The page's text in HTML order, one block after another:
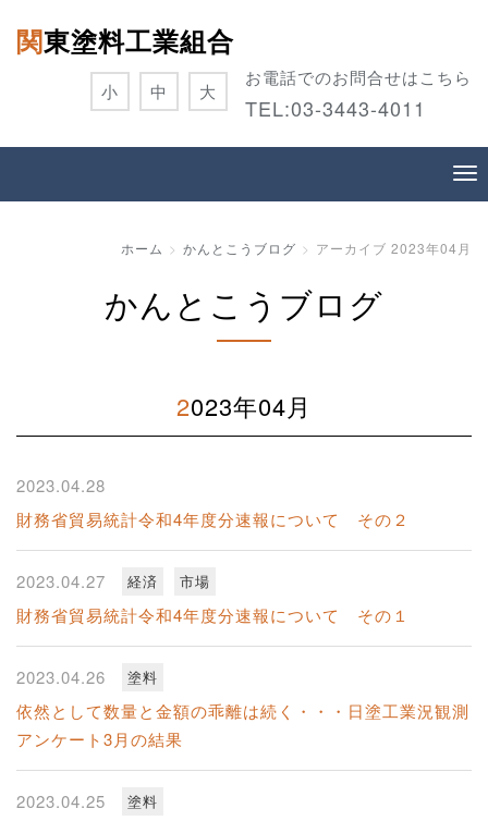
関東塗料工業組合
お電話でのお問合せはこちら
TEL:03-3443-4011
小 中 大
ホーム かんとこうブログ アーカイブ 2023年04月
かんとこうブログ
2023年04月
2023.04.28
財務省貿易統計令和4年度分速報について その２
2023.04.27 経済 市場
財務省貿易統計令和4年度分速報について その１
2023.04.26 塗料
依然として数量と金額の乖離は続く・・・日塗工業況観測
アンケート3月の結果
2023.04.25 塗料